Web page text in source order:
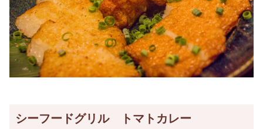
シーフードグリル トマトカレー